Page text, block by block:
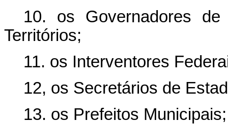
10. os Governadores
Territórios;
11. os Interventores
12, os Secretários de
13. os Prefeitos Municipais;